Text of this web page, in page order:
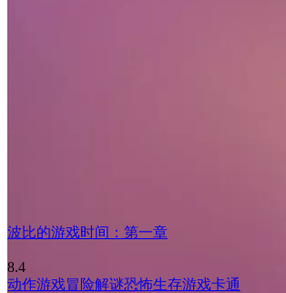
波比的游戏时间：第一章
8.4
动作游戏冒险解谜恐怖生存游戏卡通